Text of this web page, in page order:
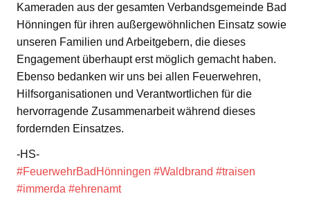
Kameraden aus der gesamten Verbandsgemeinde Bad
Hönningen für ihren außergewöhnlichen Einsatz sowie
unseren Familien und Arbeitgebern, die dieses
Engagement überhaupt erst möglich gemacht haben.
Ebenso bedanken wir uns bei allen Feuerwehren,
Hilfsorganisationen und Verantwortlichen für die
hervorragende Zusammenarbeit während dieses
fordernden Einsatzes.
-HS-
#FeuerwehrBadHönningen #Waldbrand #traisen
#immerda #ehrenamt